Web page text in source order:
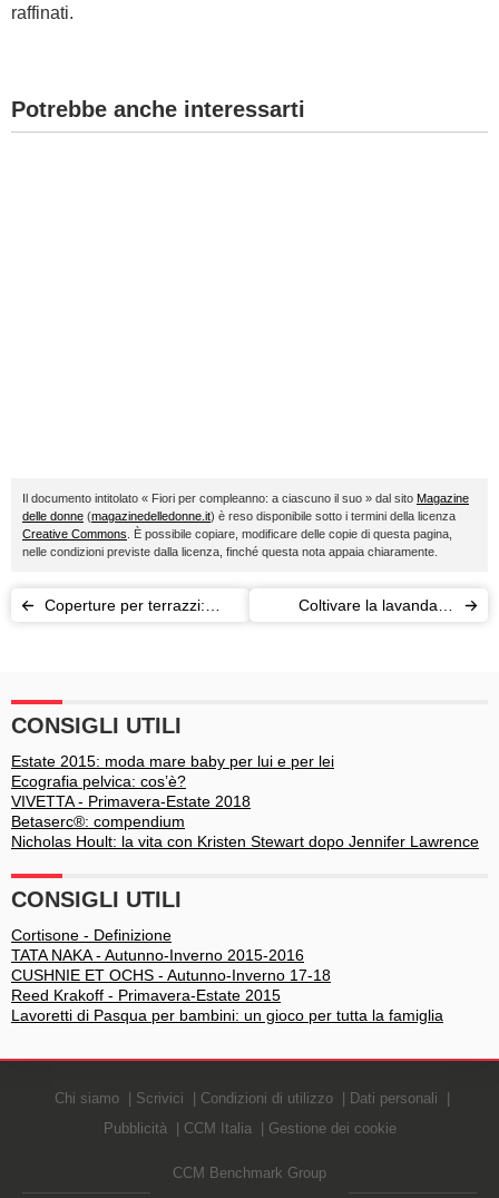
raffinati.
Potrebbe anche interessarti
Il documento intitolato « Fiori per compleanno: a ciascuno il suo » dal sito Magazine
delle donne (magazinedelledonne.it) è reso disponibile sotto i termini della licenza
Creative Commons . È possibile copiare, modificare delle copie di questa pagina,
nelle condizioni previste dalla licenza, finché questa nota appaia chiaramente.
Coperture per terrazzi:
Coltivare la lavanda in
CONSIGLI UTILI
Estate 2015: moda mare baby per lui e per lei
Ecografia pelvica: cos’è?
VIVETTA - Primavera-Estate 2018
Betaserc®: compendium
Nicholas Hoult: la vita con Kristen Stewart dopo Jennifer Lawrence
CONSIGLI UTILI
Cortisone - Definizione
TATA NAKA - Autunno-Inverno 2015-2016
CUSHNIE ET OCHS - Autunno-Inverno 17-18
Reed Krakoff - Primavera-Estate 2015
Lavoretti di Pasqua per bambini: un gioco per tutta la famiglia
Chi siamo Scrivici Condizioni di utilizzo
Dati personali
Pubblicità
CCM Italia Gestione dei cookie
CCM Benchmark Group